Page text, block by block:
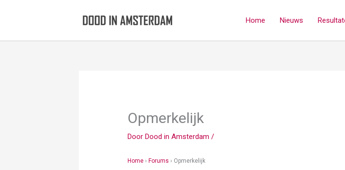
Home Nieuws
Opmerkelijk
DoorDood in Amsterdam/
Home › Forums › Opmerkelijk